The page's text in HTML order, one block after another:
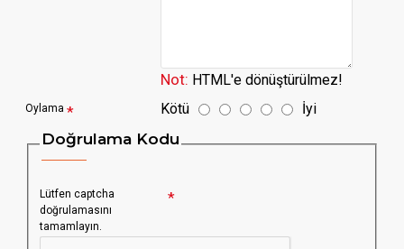
Not: HTML'e dönüştürülmez!
Oylama Kötü İyi
Doğrulama Kodu
Lütfen captcha
doğrulamasını
tamamlayın.